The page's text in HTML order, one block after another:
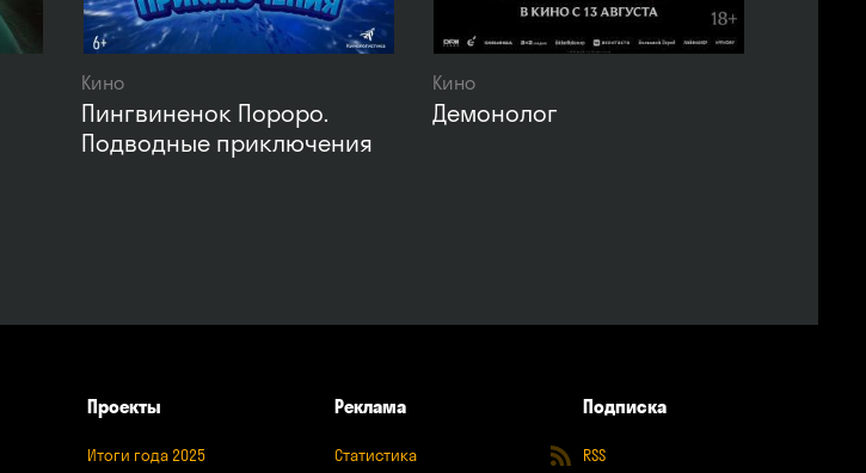
Кино
Пингвиненок Пороро.
Подводные приключения
Кино
Демонолог
Проекты
Итоги года 2025
Реклама
Статистика
Подписка
RSS